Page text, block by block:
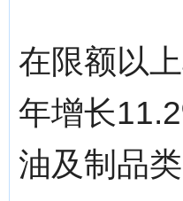
在限额以
年增长
油及制品